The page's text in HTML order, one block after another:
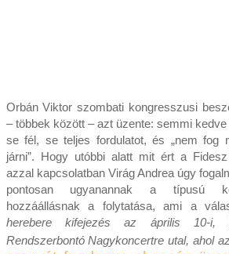
Orbán Viktor szombati kongresszusi
– többek között – azt üzente: semmi
se fél, se teljes fordulatot, és „nem fog
járni”. Hogy utóbbi alatt mit ért a
azzal kapcsolatban Virág Andrea úgy
pontosan ugyanannak a típusú
hozzáállásnak a folytatása, ami a
herebere kifejezés az április 10-i,
Rendszerbontó Nagykoncertre utal, ahol